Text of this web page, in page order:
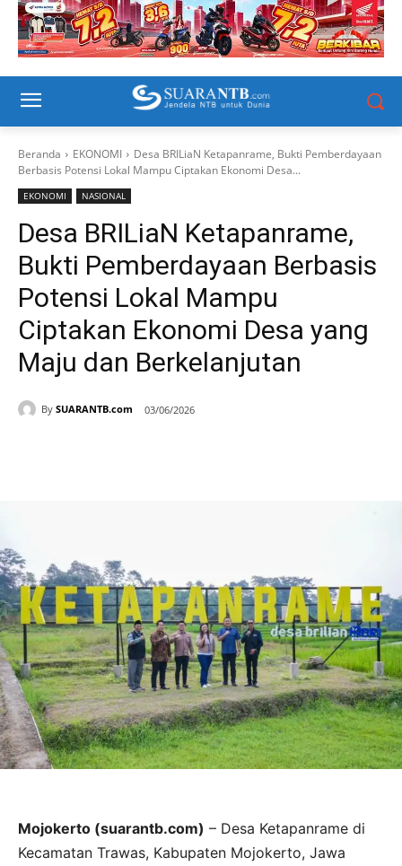
Beranda EKONOMI
Desa BRILiaN Ketapanrame, Bukti Pemberdayaan
Berbasis Potensi Lokal Mampu Ciptakan Ekonomi Desa...
EKONOMI NASIONAL
Desa BRILiaN Ketapanrame,
Bukti Pemberdayaan Berbasis
Potensi Lokal Mampu
Ciptakan Ekonomi Desa yang
Maju dan Berkelanjutan
By SUARANTB.com 03/06/2026
Mojokerto (suarantb.com) – Desa Ketapanrame di
Kecamatan Trawas, Kabupaten Mojokerto, Jawa